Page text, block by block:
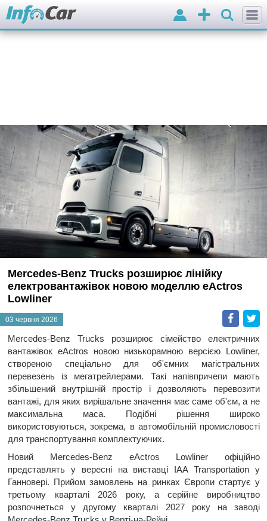
Додати
оголошення
Вхід
Mercedes-Benz Trucks розширює лінійку
електровантажівок новою моделлю eActros
Lowliner
03 червня 2026
Mercedes-Benz Trucks розширює сімейство електричних
вантажівок eActros новою низькорамною версією Lowliner,
створеною спеціально для об'ємних магістральних
перевезень із мегатрейлерами. Такі напівпричепи мають
збільшений внутрішній простір і дозволяють перевозити
вантажі, для яких вирішальне значення має саме об'єм, а не
максимальна маса. Подібні рішення широко
використовуються, зокрема, в автомобільній промисловості
для транспортування комплектуючих.
Новий Mercedes-Benz eActros Lowliner офіційно
представлять у вересні на виставці IAA Transportation у
Ганновері. Прийом замовлень на ринках Європи стартує у
третьому кварталі 2026 року, а серійне виробництво
розпочнеться у другому кварталі 2027 року на заводі